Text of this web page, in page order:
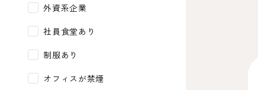
外資系企業
社員食堂あり
制服あり
オフィスが禁煙